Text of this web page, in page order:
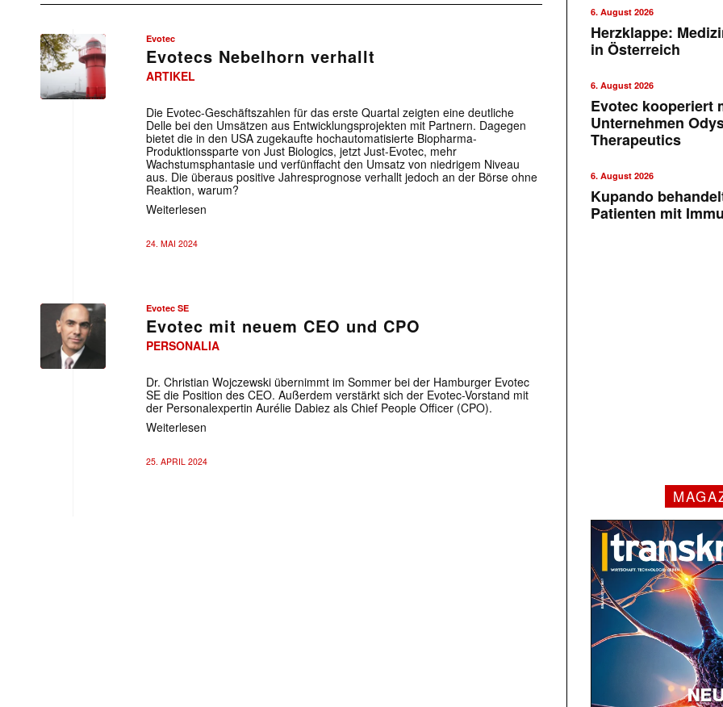
Evotec
Evotecs Nebelhorn verhallt
ARTIKEL
Die Evotec-Geschäftszahlen für das erste Quartal zeigten eine deutliche
Delle bei den Umsätzen aus Entwicklungsprojekten mit Partnern. Dagegen
bietet die in den USA zugekaufte hochautomatisierte Biopharma-
Produktionssparte von Just Biologics, jetzt Just-Evotec, mehr
Wachstumsphantasie und verfünffacht den Umsatz von niedrigem Niveau
aus. Die überaus positive Jahresprognose verhallt jedoch an der Börse ohne
Reaktion, warum?
Weiterlesen
24. MAI 2024
Evotec SE
Evotec SE
Evotec mit neuem CEO und CPO
PERSONALIA
Dr. Christian Wojczewski übernimmt im Sommer bei der Hamburger Evotec
SE die Position des CEO. Außerdem verstärkt sich der Evotec-Vorstand mit
der Personalexpertin Aurélie Dabiez als Chief People Officer (CPO).
Weiterlesen
25. APRIL 2024
6. August 2026
Herzklappe:
in Österreich
6. August 2026
Evotec kooperiert
Unternehmen
Therapeutics
6. August 2026
Kupando
Patienten mit